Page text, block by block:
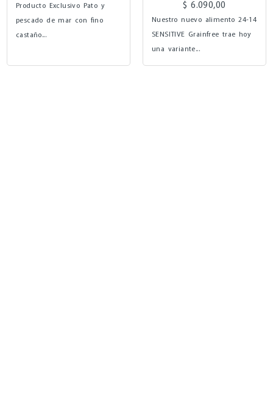
Producto Exclusivo Pato y
pescado de mar con fino
castaño...
$ 6.090,00
Nuestro nuevo alimento 24-14
SENSITIVE Grainfree trae hoy
una variante...